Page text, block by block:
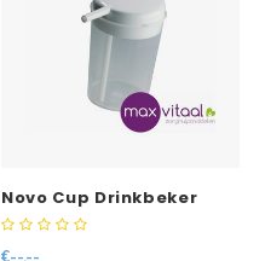
Novo Cup Drinkbeker
(liggend drinken)
€--,--